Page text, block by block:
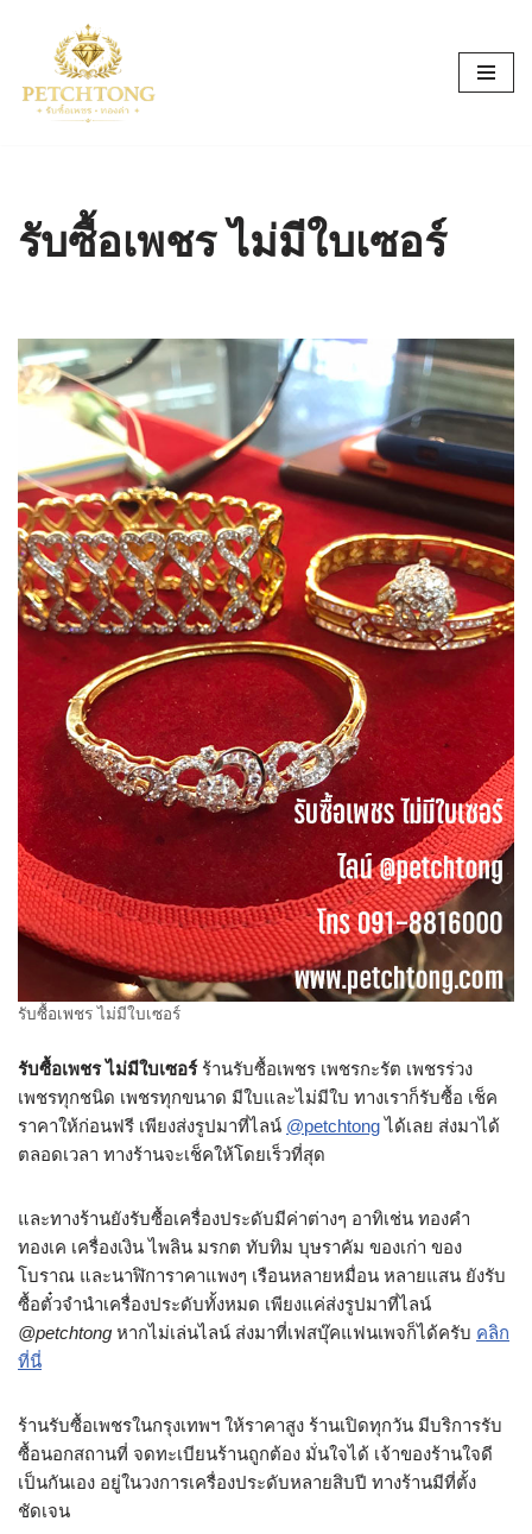
to
content
รับซื้อเพชร ไม่มีใบเซอร์
รับซื้อเพชร ไม่มีใบเซอร์
รับซื้อเพชร ไม่มีใบเซอร์ร้านรับซื้อเพชร เพชรกะรัต เพชรร่วง
เพชรทุกชนิด เพชรทุกขนาด มีใบและไม่มีใบ ทางเราก็รับซื้อ เช็ค
ราคาให้ก่อนฟรี เพียงส่งรูปมาที่ไลน์ @petchtongได้เลย ส่งมาได้
ตลอดเวลา ทางร้านจะเช็คให้โดยเร็วที่สุด
และทางร้านยังรับซื้อเครื่องประดับมีค่าต่างๆ อาทิเช่น ทองคำ
ทองเค เครื่องเงิน ไพลิน มรกต ทับทิม บุษราคัม ของเก่า ของ
โบราณ และนาฬิการาคาแพงๆ เรือนหลายหมื่อน หลายแสน ยังรับ
ซื้อตั๋วจำนำเครื่องประดับทั้งหมด เพียงแค่ส่งรูปมาที่ไลน์
@petchtong หากไม่เล่นไลน์ ส่งมาที่เฟสบุ๊คแฟนเพจก็ได้ครับ คลิก
ที่นี่
ร้านรับซื้อเพชรในกรุงเทพฯ ให้ราคาสูง ร้านเปิดทุกวัน มีบริการรับ
ซื้อนอกสถานที่ จดทะเบียนร้านถูกต้อง มั่นใจได้ เจ้าของร้านใจดี
เป็นกันเอง อยู่ในวงการเครื่องประดับหลายสิบปี ทางร้านมีที่ตั้ง
ชัดเจน